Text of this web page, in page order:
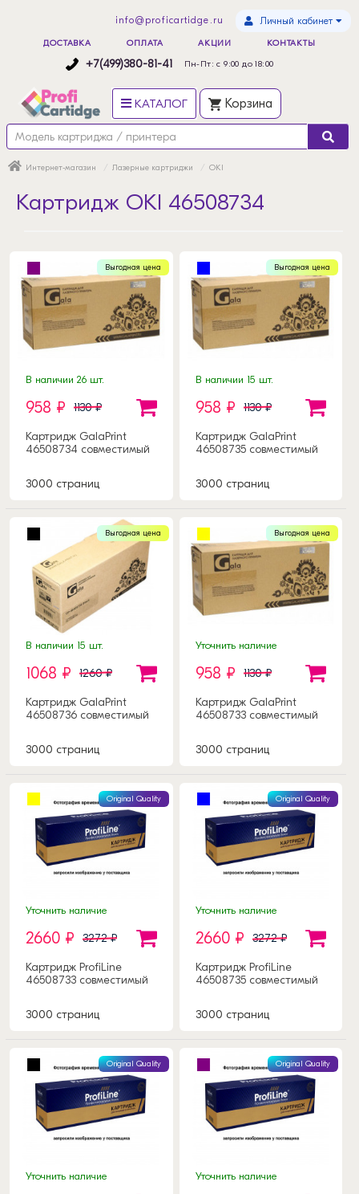
info@proficartidge.ru Личный кабинет
ДОСТАВКА ОПЛАТА АКЦИИ КОНТАКТЫ
+7(499)380-81-41 Пн-Пт: с 9:00 до 18:00
КАТАЛОГ Корзина
Интернет-магазин Лазерные картриджи OKI
Картридж OKI 46508734
Выгодная цена
В наличии 26 шт.
958 ₽ 1130 ₽
Картридж GalaPrint
46508734 совместимый
3000 страниц
Выгодная цена
В наличии 15 шт.
958 ₽ 1130 ₽
Картридж GalaPrint
46508735 совместимый
3000 страниц
Выгодная цена
В наличии 15 шт.
1068 ₽ 1260 ₽
Картридж GalaPrint
46508736 совместимый
3000 страниц
Выгодная цена
Уточнить наличие
958 ₽ 1130 ₽
Картридж GalaPrint
46508733 совместимый
3000 страниц
Original Quality
Уточнить наличие
2660 ₽ 3272 ₽
Картридж ProfiLine
46508733 совместимый
3000 страниц
Original Quality
Уточнить наличие
2660 ₽ 3272 ₽
Картридж ProfiLine
46508735 совместимый
3000 страниц
Original Quality
Уточнить наличие
Original Quality
Уточнить наличие